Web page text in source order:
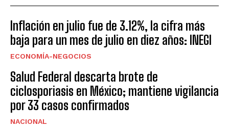
Inflación en julio fue de 3.12%, la cifra más
baja para un mes de julio en diez años: INEGI
ECONOMÍA-NEGOCIOS
Salud Federal descarta brote de
ciclosporiasis en México; mantiene vigilancia
por 33 casos confirmados
NACIONAL